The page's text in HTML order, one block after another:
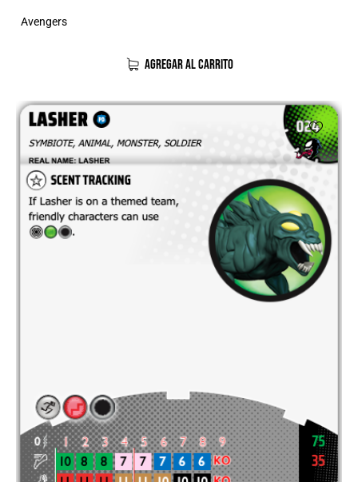
Avengers
AGREGAR AL CARRITO